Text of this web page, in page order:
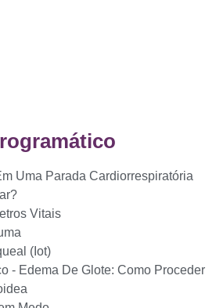
Uma Parada Cardiorrespiratória
Vitais
(Iot)
- Edema De Glote: Como Proceder